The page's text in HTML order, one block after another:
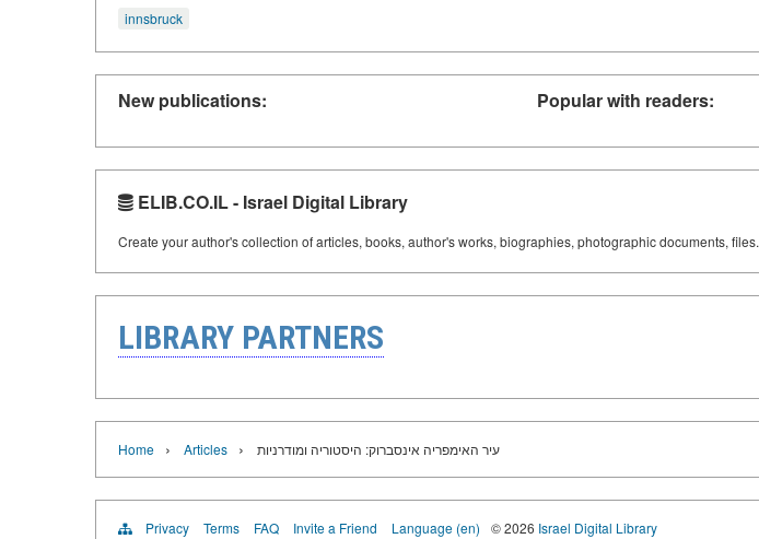
innsbruck
New publications: Popular with readers:
ELIB.CO.IL - Israel Digital Library
Create your author's collection of articles, books, author's works, biographies, photographic documents,
LIBRARY PARTNERS
Home › Articles › עיר האימפריה אינסברוק: היסטוריה ומודרניות
Privacy Terms FAQ Invite a Friend Language (en) © 2026 Israel Digital Library